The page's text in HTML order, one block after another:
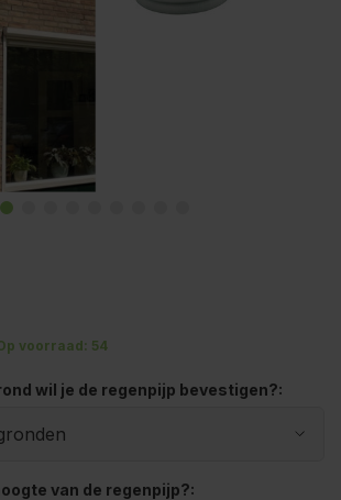
voorraad: 54
wil je de regenpijp bevestigen?:
van de regenpijp?: